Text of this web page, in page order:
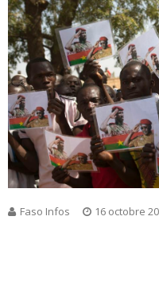
Faso Infos 16 octobre